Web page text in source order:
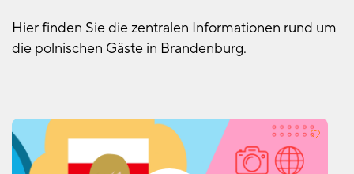
Hier finden Sie die zentralen Informationen rund um
die polnischen Gäste in Brandenburg.